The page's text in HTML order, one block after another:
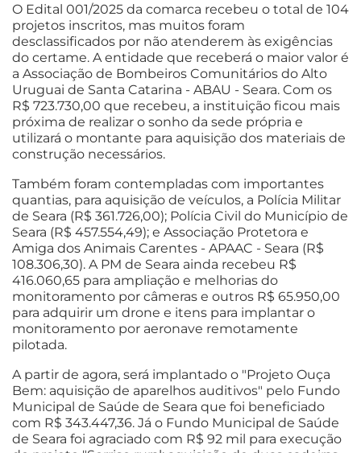
O Edital 001/2025 da comarca recebeu o total de 104
projetos inscritos, mas muitos foram
desclassificados por não atenderem às exigências
do certame. A entidade que receberá o maior valor é
a Associação de Bombeiros Comunitários do Alto
Uruguai de Santa Catarina - ABAU - Seara. Com os
R$ 723.730,00 que recebeu, a instituição ficou mais
próxima de realizar o sonho da sede própria e
utilizará o montante para aquisição dos materiais de
construção necessários.
Também foram contempladas com importantes
quantias, para aquisição de veículos, a Polícia Militar
de Seara (R$ 361.726,00); Polícia Civil do Município de
Seara (R$ 457.554,49); e Associação Protetora e
Amiga dos Animais Carentes - APAAC - Seara (R$
108.306,30). A PM de Seara ainda recebeu R$
416.060,65 para ampliação e melhorias do
monitoramento por câmeras e outros R$ 65.950,00
para adquirir um drone e itens para implantar o
monitoramento por aeronave remotamente
pilotada.
A partir de agora, será implantado o "Projeto Ouça
Bem: aquisição de aparelhos auditivos" pelo Fundo
Municipal de Saúde de Seara que foi beneficiado
com R$ 343.447,36. Já o Fundo Municipal de Saúde
de Seara foi agraciado com R$ 92 mil para execução